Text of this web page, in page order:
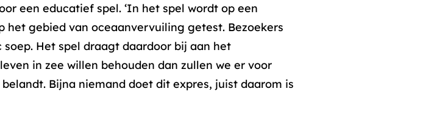
een educatief spel. ‘In het spel wordt op een
gebied van oceaanvervuiling getest. Bezoekers
Het spel draagt daardoor bij aan het
in zee willen behouden dan zullen we er voor
Bijna niemand doet dit expres, juist daarom is